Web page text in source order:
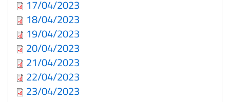
17/04/2023
18/04/2023
19/04/2023
20/04/2023
21/04/2023
22/04/2023
23/04/2023